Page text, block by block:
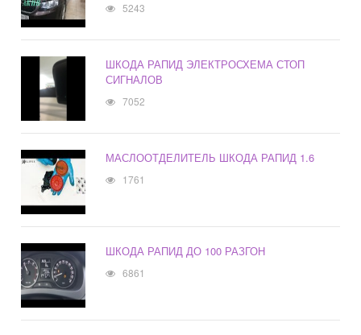
5243
ШКОДА РАПИД ЭЛЕКТРОСХЕМА СТОП
СИГНАЛОВ
7052
МАСЛООТДЕЛИТЕЛЬ ШКОДА РАПИД 1.6
1761
ШКОДА РАПИД ДО 100 РАЗГОН
6861